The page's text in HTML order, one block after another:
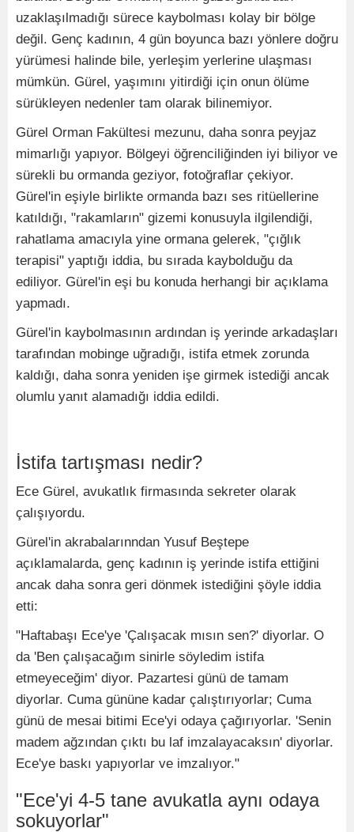
uzaklaşılmadığı sürece kaybolması kolay bir bölge
değil. Genç kadının, 4 gün boyunca bazı yönlere doğru
yürümesi halinde bile, yerleşim yerlerine ulaşması
mümkün. Gürel, yaşımını yitirdiği için onun ölüme
sürükleyen nedenler tam olarak bilinemiyor.
Gürel Orman Fakültesi mezunu, daha sonra peyjaz
mimarlığı yapıyor. Bölgeyi öğrenciliğinden iyi biliyor ve
sürekli bu ormanda geziyor, fotoğraflar çekiyor.
Gürel'in eşiyle birlikte ormanda bazı ses ritüellerine
katıldığı, "rakamların" gizemi konusuyla ilgilendiği,
rahatlama amacıyla yine ormana gelerek, "çığlık
terapisi" yaptığı iddia, bu sırada kaybolduğu da
ediliyor. Gürel'in eşi bu konuda herhangi bir açıklama
yapmadı.
Gürel'in kaybolmasının ardından iş yerinde arkadaşları
tarafından mobinge uğradığı, istifa etmek zorunda
kaldığı, daha sonra yeniden işe girmek istediği ancak
olumlu yanıt alamadığı iddia edildi.
İstifa tartışması nedir?
Ece Gürel, avukatlık firmasında sekreter olarak
çalışıyordu.
Gürel'in akrabalarınndan Yusuf Beştepe
açıklamalarda, genç kadının iş yerinde istifa ettiğini
ancak daha sonra geri dönmek istediğini şöyle iddia
etti:
"Haftabaşı Ece'ye 'Çalışacak mısın sen?' diyorlar. O
da 'Ben çalışacağım sinirle söyledim istifa
etmeyeceğim' diyor. Pazartesi günü de tamam
diyorlar. Cuma gününe kadar çalıştırıyorlar; Cuma
günü de mesai bitimi Ece'yi odaya çağırıyorlar. 'Senin
madem ağzından çıktı bu laf imzalayacaksın' diyorlar.
Ece'ye baskı yapıyorlar ve imzalıyor."
"Ece'yi 4-5 tane avukatla aynı odaya
sokuyorlar"